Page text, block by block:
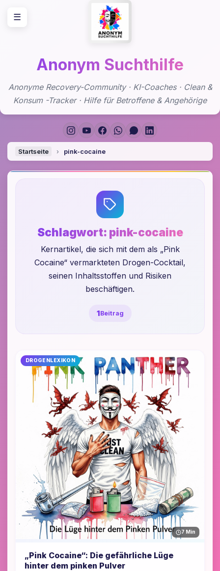
Inhalt
Anonym Suchthilfe
Anonyme Recovery-Community · KI-Coaches · Clean &
Konsum -Tracker · Hilfe für Betroffene & Angehörige
Startseite › pink-cocaine
Schlagwort: pink-cocaine
Kernartikel, die sich mit dem als „Pink
Cocaine“ vermarkteten Drogen-Cocktail,
seinen Inhaltsstoffen und Risiken
beschäftigen.
1Beitrag
DROGENLEXIKON
7 Min
„Pink Cocaine“: Die gefährliche Lüge
hinter dem pinken Pulver
☰